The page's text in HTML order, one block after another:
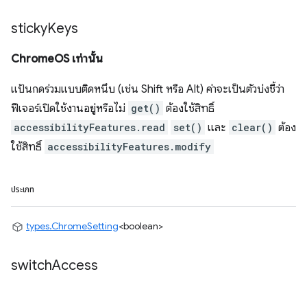
stickyKeys
ChromeOS เท่านั้น
แป้นกดร่วมแบบติดหนึบ (เช่น Shift หรือ Alt) ค่าจะเป็นตัวบ่งชี้ว่า
ฟีเจอร์เปิดใช้งานอยู่หรือไม่ get() ต้องใช้สิทธิ์
accessibilityFeatures.read set() และ clear() ต้อง
ใช้สิทธิ์ accessibilityFeatures.modify
ประเภท
types.ChromeSetting<boolean>
switchAccess